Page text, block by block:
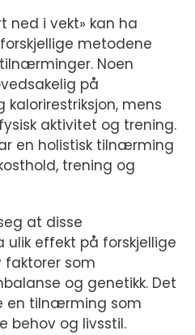
ned i vekt» kan ha
metodene
Noen
på
mens
aktivitet og trening.
en holistisk tilnærming
trening og
at disse
effekt på forskjellige
som
og genetikk. Det
en tilnærming som
behov og livsstil.